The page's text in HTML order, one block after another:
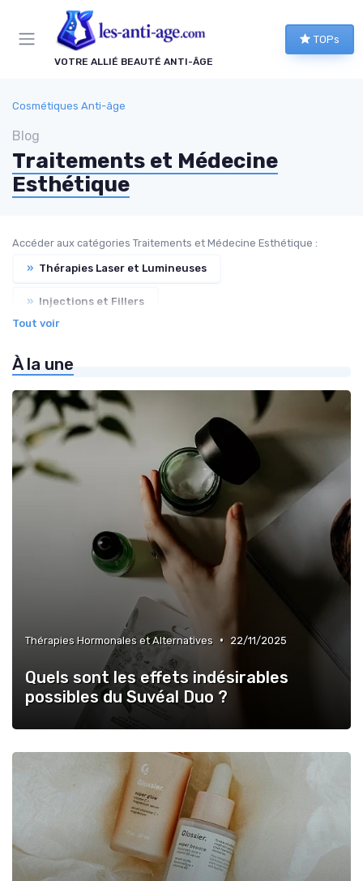
VOTRE ALLIÉ BEAUTÉ ANTI-ÂGE
TOPs
Cosmétiques Anti-âge
Blog
Traitements et Médecine
Esthétique
Accéder aux catégories Traitements et Médecine Esthétique :
» Thérapies Laser et Lumineuses
» Injections et Fillers
» Conseils pour Choisir un Traitement
» Tendances et Évolutions en Médecine Esthétique
Tout voir
À la une
Thérapies Hormonales et Alternatives • 22/11/2025
Quels sont les effets indésirables
possibles du Suvéal Duo ?
Panneau de gestion des cookies